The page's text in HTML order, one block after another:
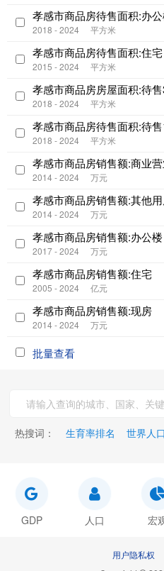
孝感市商品房待售面积:办
2018 - 2024 平方米
孝感市商品房待售面积:住宅
2015 - 2024 平方米
孝感市商品房房屋面积:待
2018 - 2024 平方米
孝感市商品房待售面积:待
2018 - 2024 平方米
孝感市商品房销售额:商业
2014 - 2024 万元
孝感市商品房销售额:其他
2014 - 2024 万元
孝感市商品房销售额:办公楼
2017 - 2024 万元
孝感市商品房销售额:住宅
2005 - 2024 亿元
孝感市商品房销售额:现房
2014 - 2024 万元
批量查看
热搜词： 生育率排名 世界人
GDP 人口 宏
用户隐私权